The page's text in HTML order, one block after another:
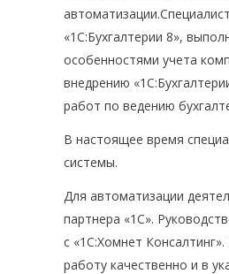
«1С:Бухгалтерии 8»,
особенностями учета
внедрению
работ по ведению
В настоящее время
системы.
Для автоматизации
партнера «1С».
с «1С:Хомнет
работу качественно и в